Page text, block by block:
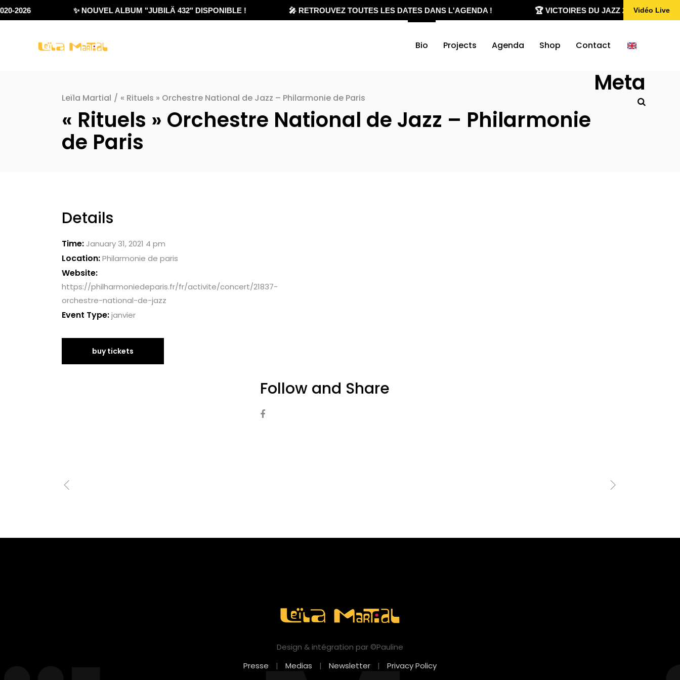
2026 ✨ NOUVEL ALBUM "JUBILÄ 432" DISPONIBLE ! 🎤 RETROUVEZ TOUTES LES DATES DANS L'AGENDA ! 🏆 VICTOIRES DU JAZZ 2020-2026Vidéo Live
Bio Projects Agenda Shop Contact
Meta
Leïla Martial / « Rituels » Orchestre National de Jazz – Philarmonie de Paris
« Rituels » Orchestre National de Jazz – Philarmonie
de Paris
Details
Time: January 31, 2021 4 pm
Location:Philarmonie de paris
Website:
https://philharmoniedeparis.fr/fr/activite/concert/21837-
orchestre-national-de-jazz
Event Type:janvier
buy tickets
Follow and Share
Design & intégration par ©Pauline
Presse
| Medias | Newsletter | Privacy Policy